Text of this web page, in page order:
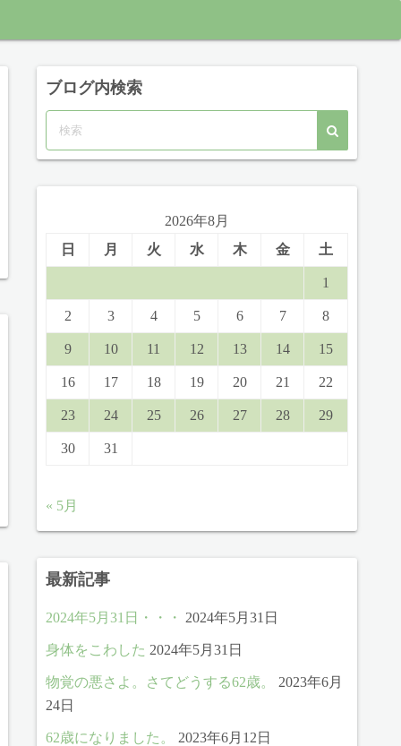
ブログ内検索
2026年8月
日
月 火 水 木 金 土
1
2 3 4 5 6 7 8
9 10 11 12 13 14 15
16 17 18 19 20 21 22
23 24 25 26 27 28 29
30 31
« 5月
最新記事
2024年5月31日・・・ 2024年5月31日
身体をこわした 2024年5月31日
物覚の悪さよ。さてどうする62歳。
2023年6月
24日
62歳になりました。 2023年6月12日